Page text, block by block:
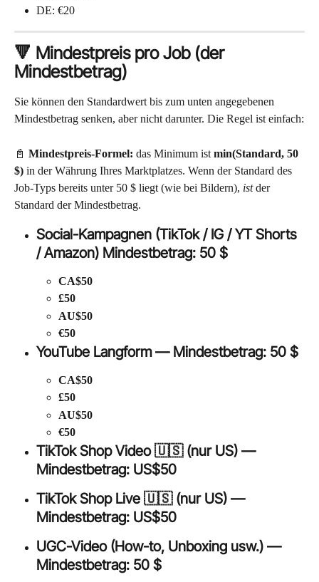
DE: €20
🔻 Mindestpreis pro Job (der
Mindestbetrag)
Sie können den Standardwert bis zum unten angegebenen
Mindestbetrag senken, aber nicht darunter. Die Regel ist einfach:
📓 Mindestpreis-Formel: das Minimum ist min(Standard, 50
$) in der Währung Ihres Marktplatzes. Wenn der Standard des
Job-Typs bereits unter 50 $ liegt (wie bei Bildern), ist der
Standard der Mindestbetrag.
Social-Kampagnen (TikTok / IG / YT Shorts
/ Amazon) Mindestbetrag: 50 $
CA$50
£50
AU$50
€50
YouTube Langform — Mindestbetrag: 50 $
CA$50
£50
AU$50
€50
TikTok Shop Video 🇺🇸 (nur US) —
Mindestbetrag: US$50
TikTok Shop Live 🇺🇸 (nur US) —
Mindestbetrag: US$50
UGC-Video (How-to, Unboxing usw.) —
Mindestbetrag: 50 $